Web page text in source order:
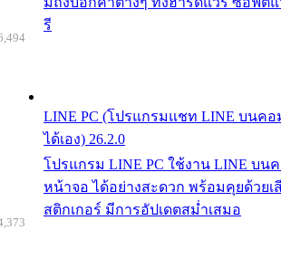
รี
LINE PC (โปรแกรมแชท LINE บนคอ
ได้เอง) 26.2.0
โปรแกรม LINE PC ใช้งาน LINE บน
หน้าจอ ได้อย่างสะดวก พร้อมคุยด้วยเ
สติกเกอร์ มีการอัปเดตสม่ำเสมอ